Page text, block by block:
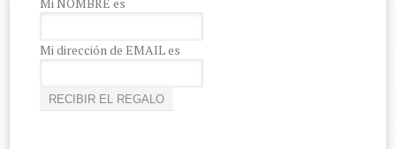
Mi dirección de EMAIL es